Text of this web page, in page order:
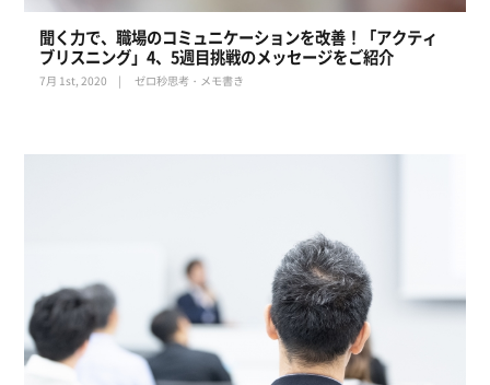
聞く力で、職場のコミュニケーションを改善！「アクティ
ブリスニング」4、5週目挑戦のメッセージをご紹介
7月 1st, 2020 ゼロ秒思考・メモ書き